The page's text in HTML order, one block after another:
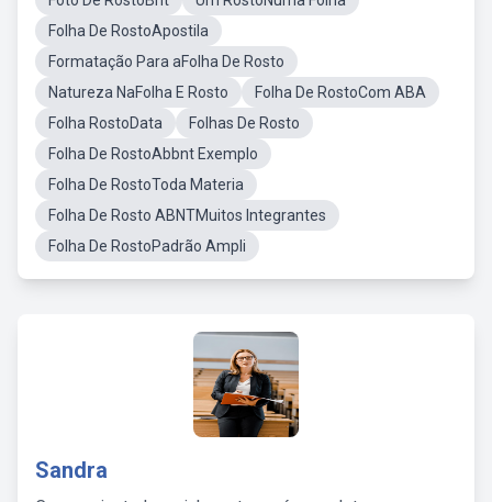
Folha De RostoApostila
Formatação Para aFolha De Rosto
Natureza NaFolha E Rosto
Folha De RostoCom ABA
Folha RostoData
Folhas De Rosto
Folha De RostoAbbnt Exemplo
Folha De RostoToda Materia
Folha De Rosto ABNTMuitos Integrantes
Folha De RostoPadrão Ampli
Sandra